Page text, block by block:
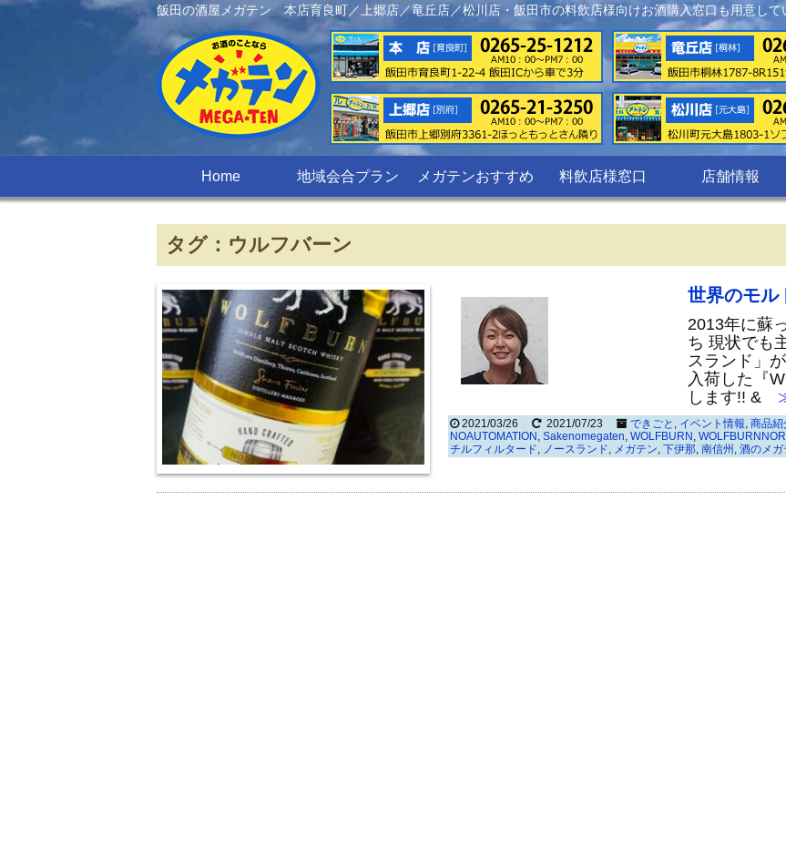
飯田の酒屋メガテン 本店育良町／上郷店／竜丘店／松川店・飯田市の料飲店様向けお酒購入窓口も用意して
Home 地域会合プラン メガテンおすすめ 料飲店様窓口 店舗情報
タグ：ウルフバーン
世界のモル
2013年に蘇
ち 現状でも
スランド」
入荷した『
します!! & ≫
2021/03/26 2021/07/23 できごと , イベント情報, 商品紹
NOAUTOMATION , Sakenomegaten, WOLFBURN ,
チルフィルタード, ノースランド, メガテン, 下伊那, 南信州 , 酒のメガ